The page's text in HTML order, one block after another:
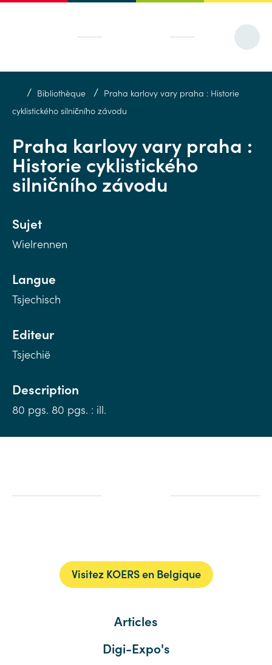
/ Bibliothèque / Praha karlovy vary praha : Historie
cyklistického silničního závodu
Praha karlovy vary praha :
Historie cyklistického
silničního závodu
Sujet
Wielrennen
Langue
Tsjechisch
Editeur
Tsjechië
Description
80 pgs. 80 pgs. : ill.
Visitez KOERS en Belgique
Articles
Digi-Expo's